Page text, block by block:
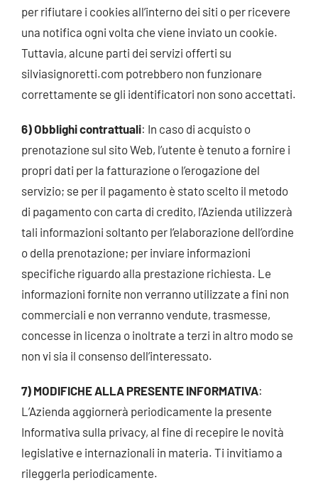
per rifiutare i cookies all’interno dei siti o per ricevere
una notifica ogni volta che viene inviato un cookie.
Tuttavia, alcune parti dei servizi offerti su
silviasignoretti.com potrebbero non funzionare
correttamente se gli identificatori non sono accettati.
6)Obblighi contrattuali: In caso di acquisto o
prenotazione sul sito Web, l’utente è tenuto a fornire i
propri dati per la fatturazione o l’erogazione del
servizio; se per il pagamento è stato scelto il metodo
di pagamento con carta di credito, l’Azienda utilizzerà
tali informazioni soltanto per l’elaborazione dell’ordine
o della prenotazione; per inviare informazioni
specifiche riguardo alla prestazione richiesta. Le
informazioni fornite non verranno utilizzate a fini non
commerciali e non verranno vendute, trasmesse,
concesse in licenza o inoltrate a terzi in altro modo se
non vi sia il consenso dell’interessato.
7) MODIFICHE ALLA PRESENTE INFORMATIVA:
L’Azienda aggiornerà periodicamente la presente
Informativa sulla privacy, al fine di recepire le novità
legislative e internazionali in materia. Ti invitiamo a
rileggerla periodicamente.